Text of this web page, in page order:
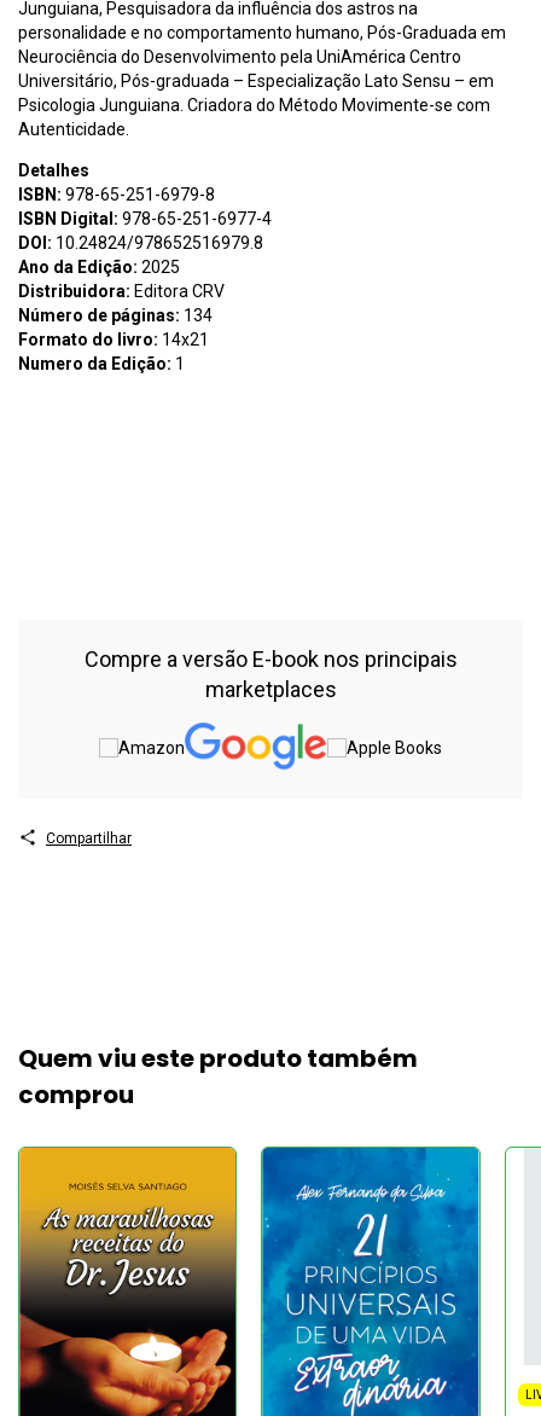
Junguiana, Pesquisadora da influência dos astros na
personalidade e no comportamento humano, Pós-Graduada em
Neurociência do Desenvolvimento pela UniAmérica Centro
Universitário, Pós-graduada – Especialização Lato Sensu – em
Psicologia Junguiana. Criadora do Método Movimente-se com
Autenticidade.
Detalhes
ISBN: 978-65-251-6979-8
ISBN Digital: 978-65-251-6977-4
DOI: 10.24824/978652516979.8
Ano da Edição: 2025
Distribuidora: Editora CRV
Número de páginas: 134
Formato do livro: 14x21
Numero da Edição: 1
Compre a versão E-book nos principais
marketplaces
Compartilhar
Quem viu este produto também
comprou